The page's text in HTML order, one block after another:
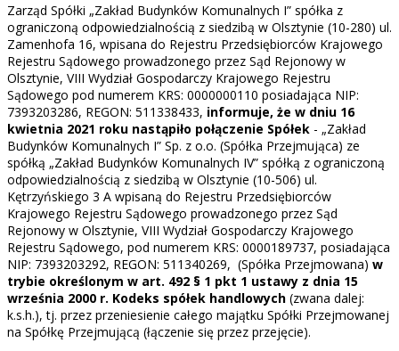
Zarząd Spółki „Zakład Budynków Komunalnych I” spółka z
ograniczoną odpowiedzialnością z siedzibą w Olsztynie (10-280) ul.
Zamenhofa 16, wpisana do Rejestru Przedsiębiorców Krajowego
Rejestru Sądowego prowadzonego przez Sąd Rejonowy w
Olsztynie, VIII Wydział Gospodarczy Krajowego Rejestru
Sądowego pod numerem KRS: 0000000110 posiadająca NIP:
7393203286, REGON: 511338433, informuje, że w dniu 16
kwietnia 2021 roku nastąpiło połączenie Spółek - „Zakład
Budynków Komunalnych I” Sp. z o.o. (Spółka Przejmująca) ze
spółką „Zakład Budynków Komunalnych IV” spółką z ograniczoną
odpowiedzialnością z siedzibą w Olsztynie (10-506) ul.
Kętrzyńskiego 3 A wpisaną do Rejestru Przedsiębiorców
Krajowego Rejestru Sądowego prowadzonego przez Sąd
Rejonowy w Olsztynie, VIII Wydział Gospodarczy Krajowego
Rejestru Sądowego, pod numerem KRS: 0000189737, posiadająca
NIP: 7393203292, REGON: 511340269, (Spółka Przejmowana) w
trybie określonym w art. 492 § 1 pkt 1 ustawy z dnia 15
września 2000 r. Kodeks spółek handlowych (zwana dalej:
k.s.h.), tj. przez przeniesienie całego majątku Spółki Przejmowanej
na Spółkę Przejmującą (łączenie się przez przejęcie).